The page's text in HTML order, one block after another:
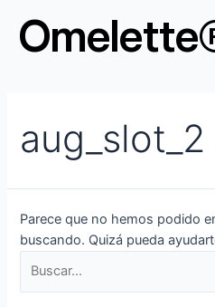
contenido
aug_slot_2
Parece que no hemos podido
buscando. Quizá pueda
por: